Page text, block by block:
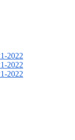
2022
2022
2022